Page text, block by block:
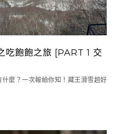
吃飽飽之旅 [PART 1 交
麼？一次報給你知！藏王滑雪超好